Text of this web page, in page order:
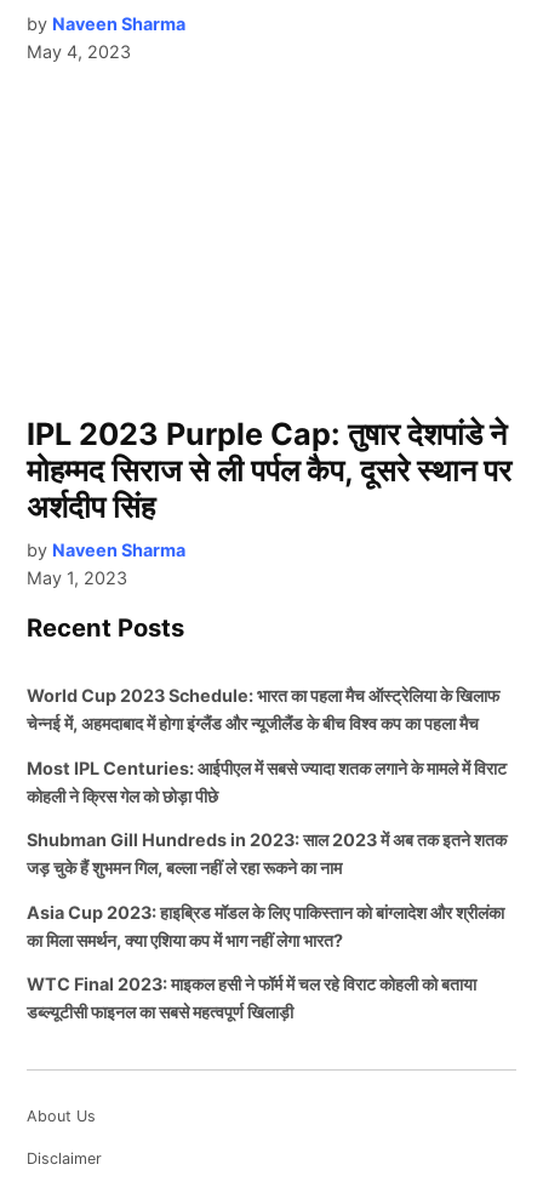
by Naveen Sharma
May 4, 2023
IPL 2023 Purple Cap: तुषार देशपांडे ने
मोहम्मद सिराज से ली पर्पल कैप, दूसरे स्थान पर
अर्शदीप सिंह
by Naveen Sharma
May 1, 2023
Recent Posts
World Cup 2023 Schedule: भारत का पहला मैच ऑस्ट्रेलिया के खिलाफ
चेन्नई में, अहमदाबाद में होगा इंग्लैंड और न्यूजीलैंड के बीच विश्व कप का पहला मैच
Most IPL Centuries: आईपीएल में सबसे ज्यादा शतक लगाने के मामले में विराट
कोहली ने क्रिस गेल को छोड़ा पीछे
Shubman Gill Hundreds in 2023: साल 2023 में अब तक इतने शतक
जड़ चुके हैं शुभमन गिल, बल्ला नहीं ले रहा रूकने का नाम
Asia Cup 2023: हाइब्रिड मॉडल के लिए पाकिस्तान को बांग्लादेश और श्रीलंका
का मिला समर्थन, क्या एशिया कप में भाग नहीं लेगा भारत?
WTC Final 2023: माइकल हसी ने फॉर्म में चल रहे विराट कोहली को बताया
डब्ल्यूटीसी फाइनल का सबसे महत्वपूर्ण खिलाड़ी
About Us
Disclaimer